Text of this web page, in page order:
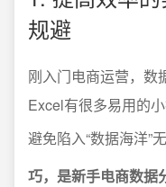
规避
刚入门电商运营，数
Excel有很多易用的
避免陷入“数据海洋”
巧，是新手电商数据